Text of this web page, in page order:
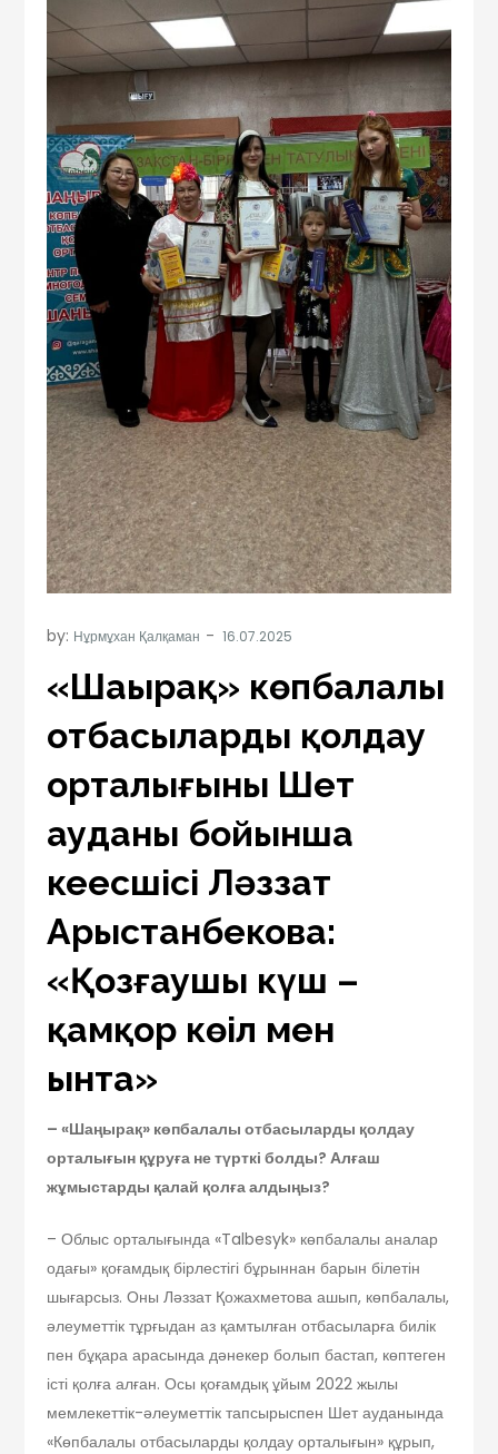
by: Нұрмұхан Қалқаман
«Шаңырақ» көпбалалы
отбасыларды қолдау
орталығының Шет
ауданы бойынша
кеңесшісі Ләззат
Арыстанбекова:
«Қозғаушы күш –
қамқор көңіл мен
ынта»
–«Шаңырақ» көпбалалы отбасыларды қолдау
орталығын құруға не түрткі болды? Алғаш
жұмыстарды қалай қолға алдыңыз?
– Облыс орталығында «Talbesyk» көпбалалы аналар
одағы» қоғамдық бірлестігі бұрыннан барын білетін
шығарсыз. Оны Ләззат Қожахметова ашып, көпбалалы,
әлеуметтік тұрғыдан аз қамтылған отбасыларға билік
пен бұқара арасында дәнекер болып бастап, көптеген
істі қолға алған. Осы қоғамдық ұйым 2022 жылы
мемлекеттік-әлеуметтік тапсырыспен Шет ауданында
«Көпбалалы отбасыларды қолдау орталығын» құрып,